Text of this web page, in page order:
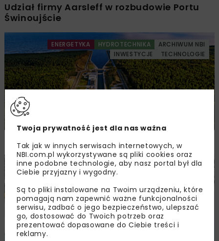
Udział firmy Aarsleff w rozbudowie Portu
Świnoujście
ENERGETYKA HYDROTECHNIKA
ARCHIWUM NBI
INWESTYCJE
TECHNOLOGIE
Inspirowani przyszłością
GEOINŻYNIERIA HYDROTECHNIKA
ARCHIWUM NBI
Twoja prywatność jest dla nas ważna
Tak jak w innych serwisach internetowych, w
NBI.com.pl wykorzystywane są pliki cookies oraz
inne podobne technologie, aby nasz portal był dla
Ciebie przyjazny i wygodny.
Są to pliki instalowane na Twoim urządzeniu, które
pomagają nam zapewnić ważne funkcjonalności
serwisu, zadbać o jego bezpieczeństwo, ulepszać
go, dostosować do Twoich potrzeb oraz
prezentować dopasowane do Ciebie treści i
reklamy.